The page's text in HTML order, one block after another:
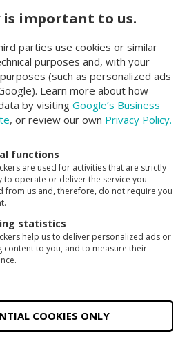
investors calling from Germany:
investments made via
form
and Conditions
Legal Notice
settings
is important to us.
parties use cookies or similar
purposes and, with your
(such as personalized ads
Learn more about how
by visiting Google’s Business
, or review our own Privacy Policy.
functions
are used for activities that are strictly
to operate or deliver the service you
from us and, therefore, do not require you
statistics
help us to deliver personalized ads or
content to you, and to measure their
COOKIES ONLY